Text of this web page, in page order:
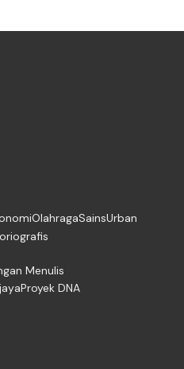
OlahragaSainsUrban
Menulis
Proyek DNA